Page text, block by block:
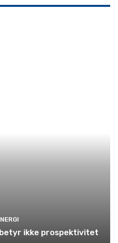
ikke prospektivitet